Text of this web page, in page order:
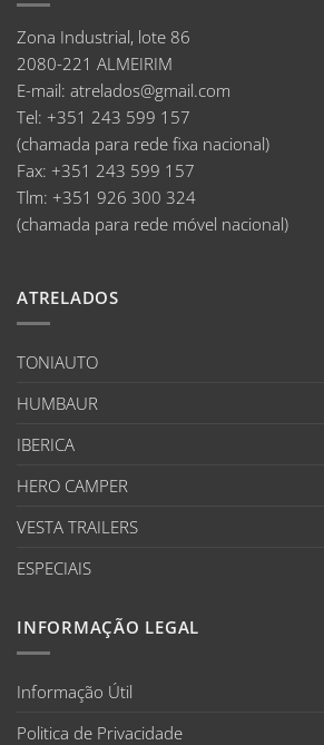
Zona Industrial, lote 86
2080-221 ALMEIRIM
E-mail: atrelados@gmail.com
Tel: +351 243 599 157
(chamada para rede fixa nacional)
Fax: +351 243 599 157
Tlm: +351 926 300 324
(chamada para rede móvel nacional)
ATRELADOS
TONIAUTO
HUMBAUR
IBERICA
HERO CAMPER
VESTA TRAILERS
ESPECIAIS
INFORMAÇÃO LEGAL
Informação Útil
Politica de Privacidade